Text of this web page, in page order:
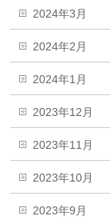
2024年3月
2024年2月
2024年1月
2023年12月
2023年11月
2023年10月
2023年9月